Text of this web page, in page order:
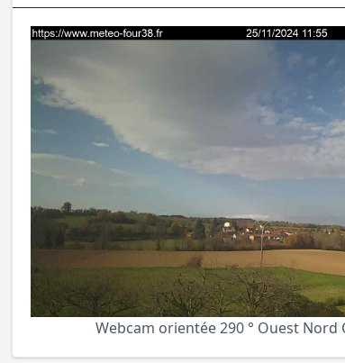
Webcam orientée 290 ° Ouest